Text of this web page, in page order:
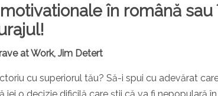
în română sau
at Work, Jim Detert
cu superiorul tău? Să-i spui cu adevărat